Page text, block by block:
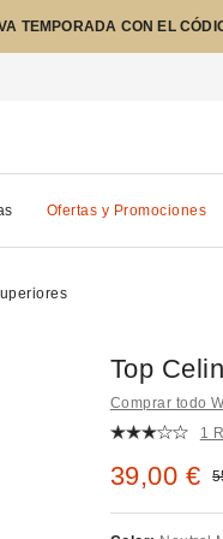
TEMPORADA CON EL
Ofertas y Promociones
Top
Comprar todo
1
Precio
39,00 €